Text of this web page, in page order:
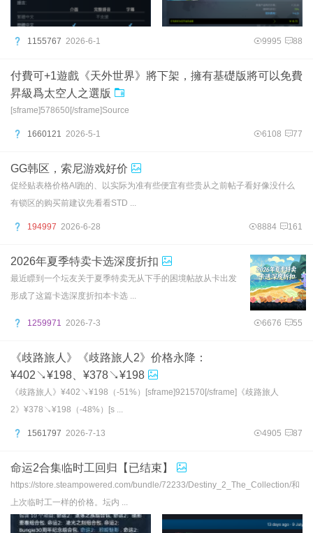
1155767 2026-6-1 9995 88
付費可+1遊戲《天外世界》將下架，擁有基礎版將可以免費
昇級爲太空人之選版
[sframe]578650[/sframe]Source
1660121 2026-5-1 6108 77
GG韩区，索尼游戏好价
促经贴表格价格AI跑的、以实际为准有些便宜有些贵从之前帖子看好像没什么
有锁区的购买前建议先看看STD ...
194997 2026-6-28 8884 161
2026年夏季特卖卡选深度折扣
最近瞟到一个坛友关于夏季特卖无从下手的困境帖故从卡出发
形成了这篇卡选深度折扣本卡选 ...
1259971 2026-7-3 6676 55
《歧路旅人》《歧路旅人2》价格永降：
¥402↘¥198、¥378↘¥198
《歧路旅人》¥402↘¥198（-51%）[sframe]921570[/sframe]《歧路旅人
2》¥378↘¥198（-48%）[s ...
1561797 2026-7-13 4905 87
命运2合集临时工回归【已结束】
https://store.steampowered.com/bundle/72233/Destiny_2_The_Collection/和
上次临时工一样的价格。坛内 ...